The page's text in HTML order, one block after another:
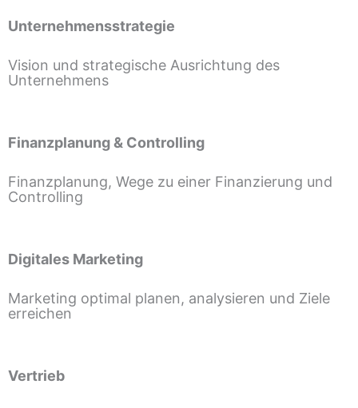
Unternehmensstrategie
Vision und strategische Ausrichtung des
Unternehmens
Finanzplanung & Controlling
Finanzplanung, Wege zu einer Finanzierung und
Controlling
Digitales Marketing
Marketing optimal planen, analysieren und Ziele
erreichen
Vertrieb